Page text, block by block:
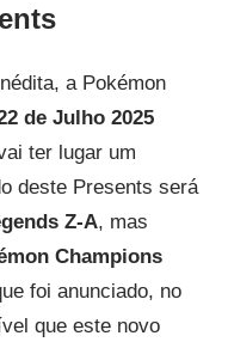
a Pokémon
de Julho 2025
ter lugar um
deste Presents será
Z-A, mas
Champions
foi anunciado, no
que este novo